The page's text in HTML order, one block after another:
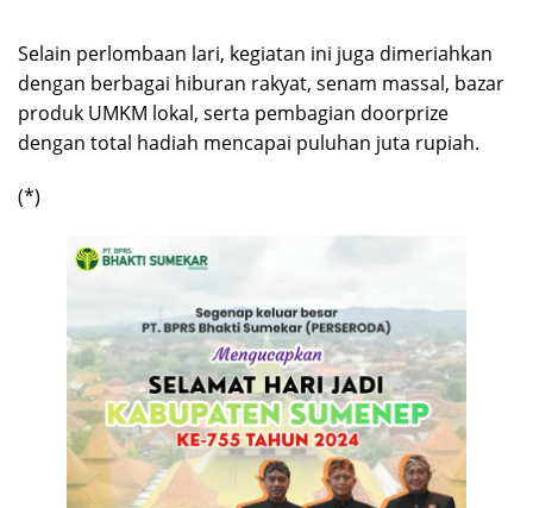
Selain perlombaan lari, kegiatan ini juga dimeriahkan
dengan berbagai hiburan rakyat, senam massal, bazar
produk UMKM lokal, serta pembagian doorprize
dengan total hadiah mencapai puluhan juta rupiah.
(*)